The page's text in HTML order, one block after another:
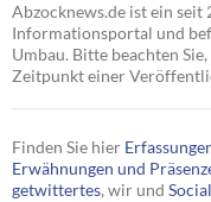
Abzocknews.de ist ein seit
Informationsportal und
Umbau. Bitte beachten
Zeitpunkt einer
Finden Sie hier
Erwähnungen und
getwittertes, wir und